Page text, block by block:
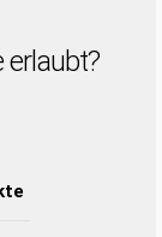
erlaubt?